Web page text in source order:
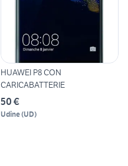
HUAWEI P8 CON
CARICABATTERIE
50 €
Udine(UD)